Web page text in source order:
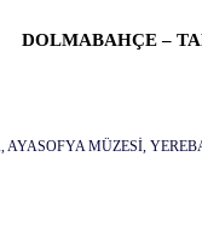
DOLMABAHÇE –
MÜZESİ,